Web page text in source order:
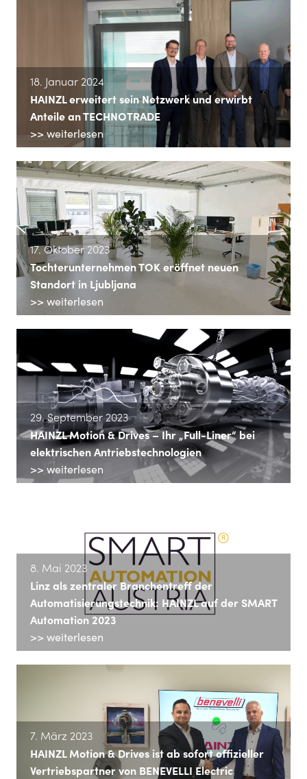
18. Januar 2024
HAINZL erweitert sein Netzwerk und erwirbt
Anteile an TECHNOTRADE
>> weiterlesen
17. Oktober 2023
Tochterunternehmen TOK eröffnet neuen
Standort in Ljubljana
>> weiterlesen
29. September 2023
HAINZL Motion & Drives – Ihr „Full-Liner“ bei
elektrischen Antriebstechnologien
>> weiterlesen
8. Mai 2023
Linz als zentraler Branchentreff der
Automatisierungstechnik: HAINZL auf der SMART
Automation 2023
>> weiterlesen
7. März 2023
HAINZL Motion & Drives ist ab sofort offizieller
Vertriebspartner von BENEVELLI Electric